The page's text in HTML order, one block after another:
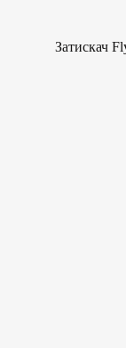
Затискач